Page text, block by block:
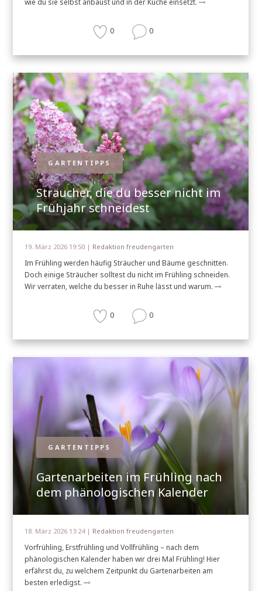
0 0
GARTENTIPPS
Sträucher, die du besser nicht im
Frühjahr schneidest
19. März 2026 19:50 | Redaktion freudengarten
Im Frühling werden häufig Sträucher und Bäume geschnitten.
Doch einige Sträucher solltest du nicht im Frühling schneiden.
Wir verraten, welche du besser in Ruhe lässt und warum.
0 0
GARTENTIPPS
Gartenarbeiten im Frühling nach
dem phänologischen Kalender
18. März 2026 13:24 | Redaktion freudengarten
Vorfrühling, Erstfrühling und Vollfrühling – nach dem
phänologischen Kalender haben wir drei Mal Frühling! Hier
erfährst du, zu welchem Zeitpunkt du Gartenarbeiten am
besten erledigst.